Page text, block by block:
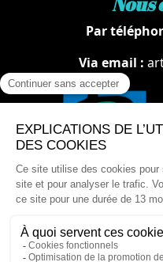
Par
Via email :